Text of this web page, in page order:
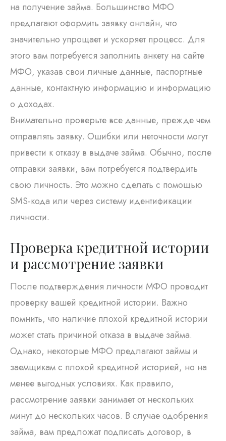
на получение займа. Большинство МФО
предлагают оформить заявку онлайн, что
значительно упрощает и ускоряет процесс. Для
этого вам потребуется заполнить анкету на сайте
МФО, указав свои личные данные, паспортные
данные, контактную информацию и информацию
о доходах.
Внимательно проверьте все данные, прежде чем
отправлять заявку. Ошибки или неточности могут
привести к отказу в выдаче займа. Обычно, после
отправки заявки, вам потребуется подтвердить
свою личность. Это можно сделать с помощью
SMS-кода или через систему идентификации
личности.
Проверка кредитной истории
и рассмотрение заявки
После подтверждения личности МФО проводит
проверку вашей кредитной истории. Важно
помнить, что наличие плохой кредитной истории
может стать причиной отказа в выдаче займа.
Однако, некоторые МФО предлагают займы и
заемщикам с плохой кредитной историей, но на
менее выгодных условиях. Как правило,
рассмотрение заявки занимает от нескольких
минут до нескольких часов. В случае одобрения
займа, вам предложат подписать договор, в